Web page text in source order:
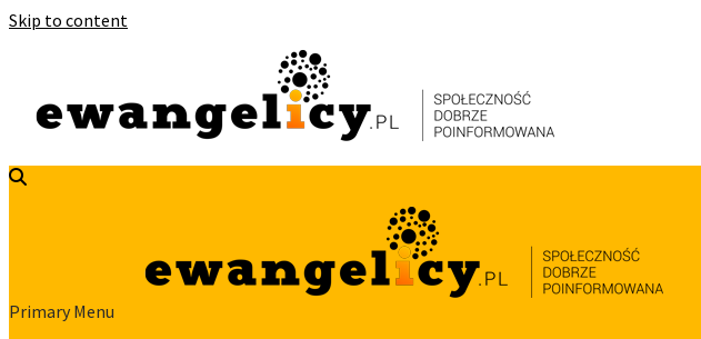
Skip to content
Primary Menu